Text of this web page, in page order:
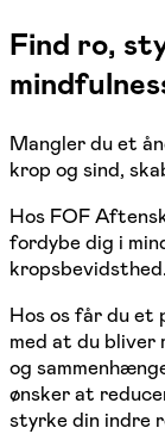
Find ro,
Mangler du et
krop og sind,
Hos FOF
fordybe dig i
kropsbevidsthed.
Hos os får du et
med at du bliver
og
ønsker at
styrke din indre